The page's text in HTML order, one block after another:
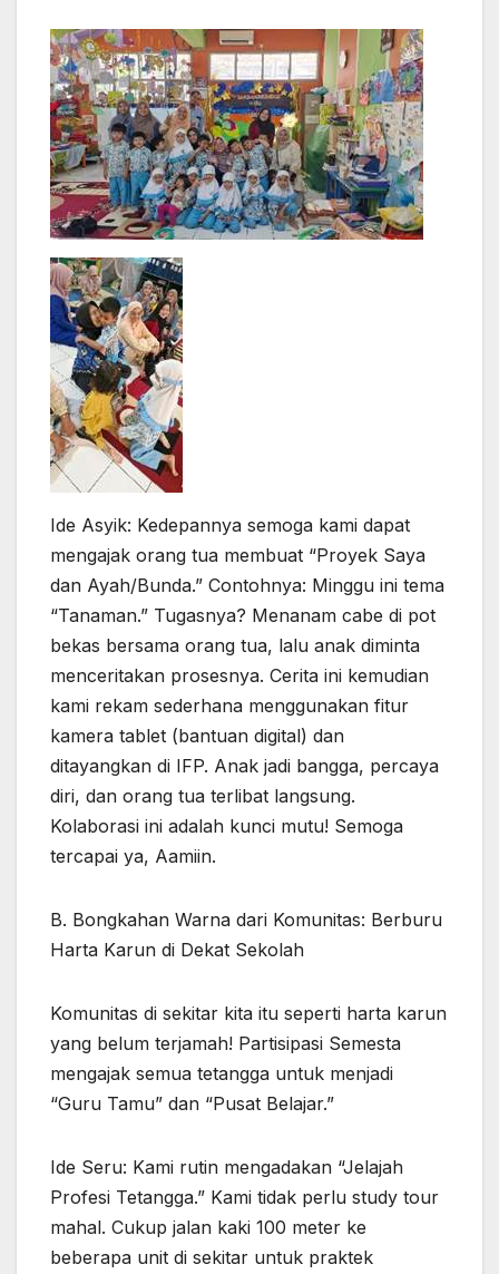
Ide Asyik: Kedepannya semoga kami dapat
mengajak orang tua membuat “Proyek Saya
dan Ayah/Bunda.” Contohnya: Minggu ini tema
“Tanaman.” Tugasnya? Menanam cabe di pot
bekas bersama orang tua, lalu anak diminta
menceritakan prosesnya. Cerita ini kemudian
kami rekam sederhana menggunakan fitur
kamera tablet (bantuan digital) dan
ditayangkan di IFP. Anak jadi bangga, percaya
diri, dan orang tua terlibat langsung.
Kolaborasi ini adalah kunci mutu! Semoga
tercapai ya, Aamiin.
B. Bongkahan Warna dari Komunitas: Berburu
Harta Karun di Dekat Sekolah
Komunitas di sekitar kita itu seperti harta karun
yang belum terjamah! Partisipasi Semesta
mengajak semua tetangga untuk menjadi
“Guru Tamu” dan “Pusat Belajar.”
Ide Seru: Kami rutin mengadakan “Jelajah
Profesi Tetangga.” Kami tidak perlu study tour
mahal. Cukup jalan kaki 100 meter ke
beberapa unit di sekitar untuk praktek